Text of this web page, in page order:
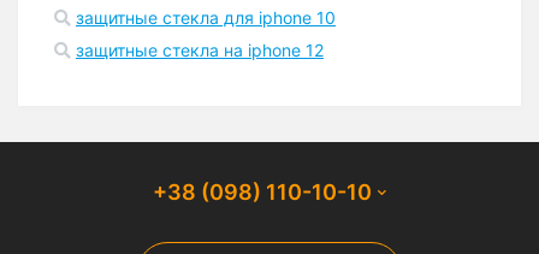
защитные стекла для iphone 10
защитные стекла на iphone 12
+38 (098) 110-10-10